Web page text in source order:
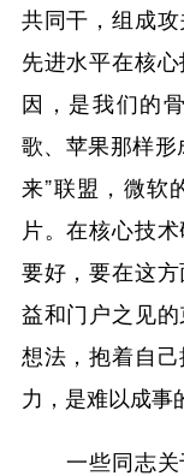
共同干，组成
先进水平在核
因，是我们的
歌、苹果那样
来”联盟，微软
片。在核心技
要好，要在这
益和门户之见
想法，抱着自
力，是难以成事
一些同志关